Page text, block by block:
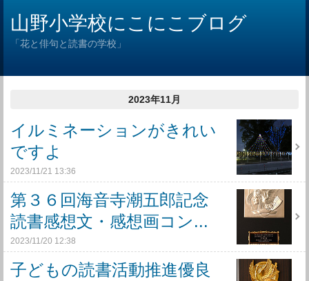
山野小学校にこにこブログ
「花と俳句と読書の学校」
2023年11月
イルミネーションがきれい
ですよ
2023/11/21 13:36
第３６回海音寺潮五郎記念
読書感想文・感想画コン...
2023/11/20 12:38
子どもの読書活動推進優良